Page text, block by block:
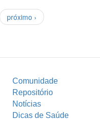
próximo ›
Comunidade
Repositório
Notícias
Dicas de Saúde